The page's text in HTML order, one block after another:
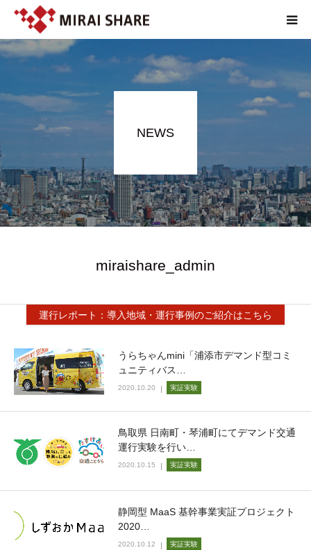
NEWS
miraishare_admin
運行レポート：導入地域・運行事例のご紹介はこちら
うらちゃんmini「浦添市デマンド型コミ
ュニティバス…
2020.10.20 実証実験
鳥取県 日南町・琴浦町にてデマンド交通
運行実験を行い…
2020.10.15 実証実験
静岡型 MaaS 基幹事業実証プロジェクト
2020…
2020.10.12 実証実験
NEWS
TECHNOLOGY
SERVICE
REPORT
ABOUT